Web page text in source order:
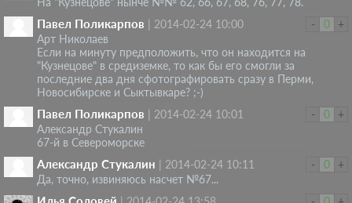
-
0 +
Павел Поликарпов
2014-02-24 10:00
Арт Николаев
Если на минуту предположить, что он находится на
"Кузнецове" в средиземке, то как бы его смогли за
последние два дня сфотографировать сразу в Перми,
Новосибирске и Сыктывкаре? ;-)
-
0 +
Павел Поликарпов
2014-02-24 10:01
Александр Стукалин
67-й в Североморске
-
0 +
Александр Стукалин
2014-02-24 10:11
Да, точно, извиняюсь насчет №67...